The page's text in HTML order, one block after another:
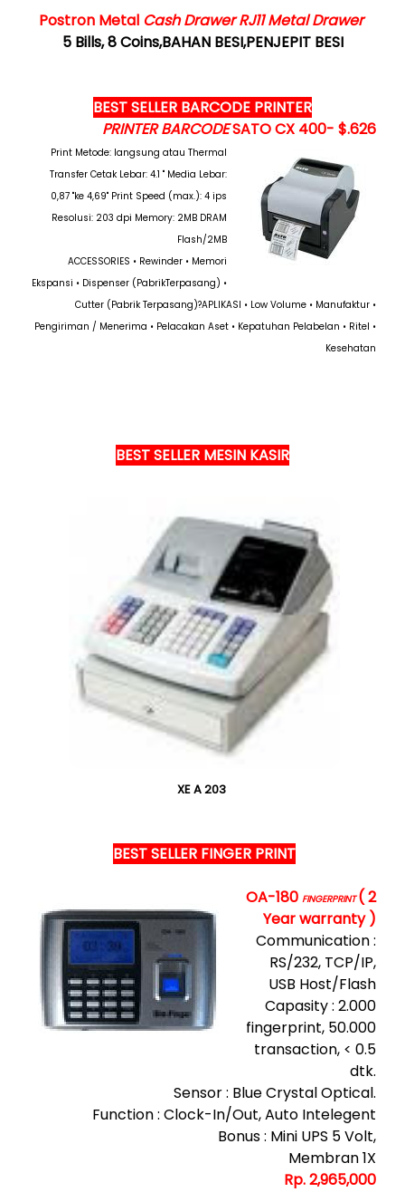
Postron Metal Cash Drawer RJ11 Metal Drawer
5 Bills, 8 Coins,BAHAN BESI,PENJEPIT BESI
BEST SELLER BARCODE PRINTER
PRINTER BARCODESATO CX 400- $.626
Print Metode: langsung atau Thermal
Transfer Cetak Lebar: 4.1 " Media Lebar:
0,87 "ke 4,69" Print Speed (max.): 4 ips
Resolusi: 203 dpi Memory: 2MB DRAM
Flash/2MB
ACCESSORIES • Rewinder • Memori
Ekspansi • Dispenser (PabrikTerpasang) •
Cutter (Pabrik Terpasang)?APLIKASI • Low Volume • Manufaktur •
Pengiriman / Menerima • Pelacakan Aset • Kepatuhan Pelabelan • Ritel •
Kesehatan
BEST SELLER MESIN KASIR
XE A 203
BEST SELLER FINGER PRINT
OA-180 FINGERPRINT ( 2
Year warranty )
Communication :
RS/232, TCP/IP,
USB Host/Flash
Capasity : 2.000
fingerprint, 50.000
transaction, < 0.5
dtk.
Sensor : Blue Crystal Optical.
Function : Clock-In/Out, Auto Intelegent
Bonus : Mini UPS 5 Volt,
Membran 1X
Rp. 2,965,000